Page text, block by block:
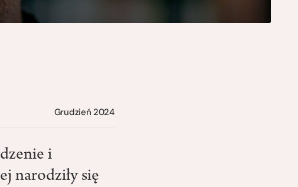
Grudzień 2024
i
narodziły się